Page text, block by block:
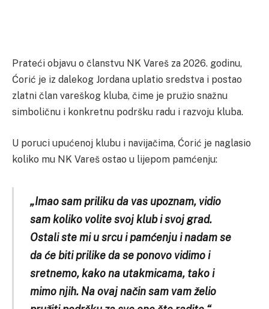
Prateći objavu o članstvu NK Vareš za 2026. godinu,
Ćorić je iz dalekog Jordana uplatio sredstva i postao
zlatni član vareškog kluba, čime je pružio snažnu
simboličnu i konkretnu podršku radu i razvoju kluba.
U poruci upućenoj klubu i navijačima, Ćorić je naglasio
koliko mu NK Vareš ostao u lijepom pamćenju:
„Imao sam priliku da vas upoznam, vidio
sam koliko volite svoj klub i svoj grad.
Ostali ste mi u srcu i pamćenju i nadam se
da će biti prilike da se ponovo vidimo i
sretnemo, kako na utakmicama, tako i
mimo njih. Na ovaj način sam vam želio